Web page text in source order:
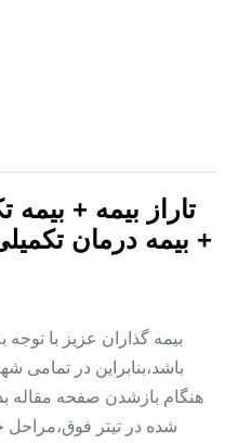
تاراز بیمه + بیمه
+ بیمه درمان
بیمه گذاران عزیز با توجه
باشد،بنابراین در تمامی
هنگام بازشدن صفحه مقاله
شده در تیتر فوق،مراحل